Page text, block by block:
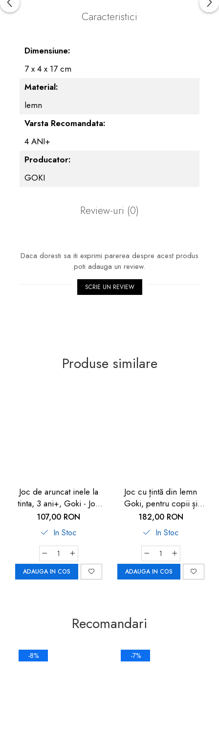
Caracteristici
Dimensiune:
7 x 4 x 17 cm
Material:
lemn
Varsta Recomandata:
4 ANI+
Producator:
GOKI
Review-uri (0)
Daca doresti sa iti exprimi parerea despre acest produs
poti adauga un review.
SCRIE UN REVIEW
Produse similare
Joc de aruncat inele la
tinta, 3 ani+, Goki - Joc
de coordonare
107,00 RON
In Stoc
ADAUGA IN COS
Joc cu țintă din lemn
Goki, pentru copii și
adulți
182,00 RON
In Stoc
ADAUGA IN COS
Recomandari
-8% -7%